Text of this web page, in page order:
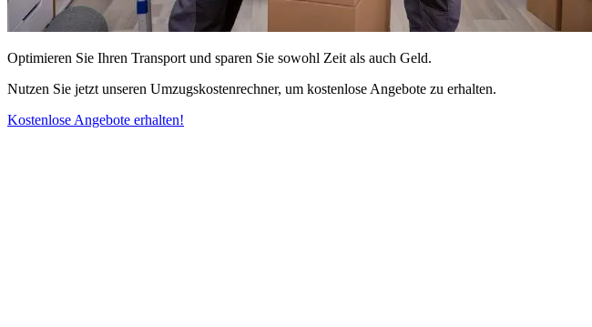
Optimieren Sie Ihren Transport und sparen Sie sowohl Zeit als auch Geld.
Nutzen Sie jetzt unseren Umzugskostenrechner, um kostenlose Angebote zu erhalten.
Kostenlose Angebote erhalten!